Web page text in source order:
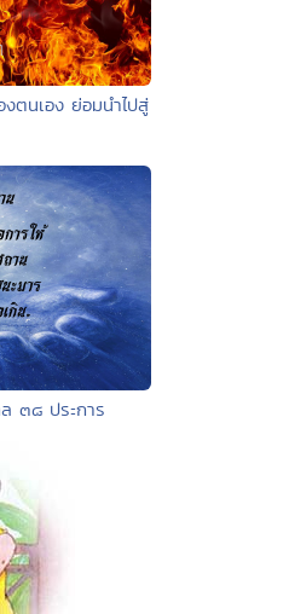
นเอง ย่อมนำไปสู่
๓๘ ประการ